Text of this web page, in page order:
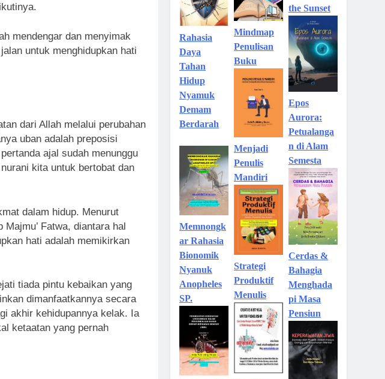
mendengar dan menyimak
untuk menghidupkan hati
dari Allah melalui perubahan
uban adalah preposisi
ajal sudah menunggu
kita untuk bertobat dan
dalam hidup. Menurut
Fatwa, diantara hal
hati adalah memikirkan
tiada pintu kebaikan yang
dimanfaatkannya secara
akhir kehidupannya kelak. Ia
ketaatan yang pernah
Rahasia
Daya
Tahan
Hidup
Nyamuk
Demam
Berdarah
Memnongk
ar Rahasia
Bionomik
Nyanuk
Anopheles
SP.
Mindmap
Penulisan
Buku
Menjadi
Penulis
Mandiri
Strategi
Produktif
Menulis
the Sunset
Epos
Aurora:
Petualanga
n di Alam
Semesta
Cerdas &
Bahagia
Menghada
pi Masa
Pensiun